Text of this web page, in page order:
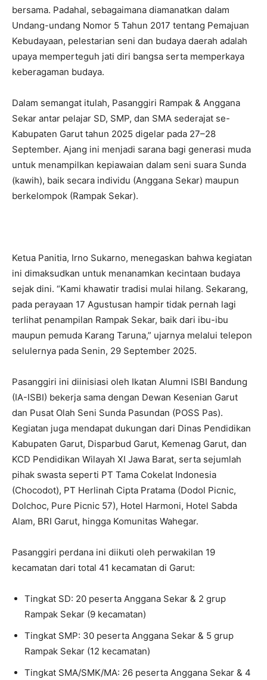
PASANGGIRI RAMPAK & ANGGANA
SEKAR ANTAR PELAJAR SE-
KABUPATEN GARUT 2025
pada aspek politik, ekonomi, dan sosial, tetapi juga pada
hilangnya jati diri budaya. Tradisi yang kian terpinggirkan
oleh derasnya arus modernisasi menjadi keprihatinan
bersama. Padahal, sebagaimana diamanatkan dalam
Undang-undang Nomor 5 Tahun 2017 tentang Pemajuan
Kebudayaan, pelestarian seni dan budaya daerah adalah
upaya memperteguh jati diri bangsa serta memperkaya
Sekar antar pelajar SD, SMP, dan SMA sederajat se-
Kabupaten Garut tahun 2025 digelar pada 27–28
September. Ajang ini menjadi sarana bagi generasi muda
untuk menampilkan kepiawaian dalam seni suara Sunda
(kawih), baik secara individu (Anggana Sekar) maupun
berkelompok (Rampak Sekar).
Ketua Panitia, Irno Sukarno, menegaskan bahwa kegiatan
ini dimaksudkan untuk menanamkan kecintaan budaya
sejak dini. “Kami khawatir tradisi mulai hilang. Sekarang,
pada perayaan 17 Agustusan hampir tidak pernah lagi
terlihat penampilan Rampak Sekar, baik dari ibu-ibu
maupun pemuda Karang Taruna,” ujarnya melalui telepon
selulernya pada Senin, 29 September 2025.
Pasanggiri ini diinisiasi oleh Ikatan Alumni ISBI Bandung
dan Pusat Olah Seni Sunda Pasundan (POSS Pas).
Kegiatan juga mendapat dukungan dari Dinas Pendidikan
KCD Pendidikan Wilayah XI Jawa Barat, serta sejumlah
pihak swasta seperti PT Tama Cokelat Indonesia
(Chocodot), PT Herlinah Cipta Pratama (Dodol Picnic,
Dolchoc, Pure Picnic 57), Hotel Harmoni, Hotel Sabda